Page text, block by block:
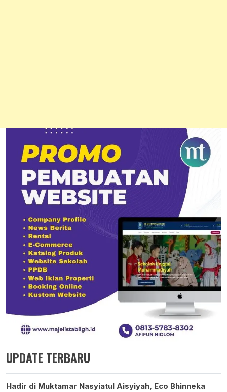
UPDATE TERBARU
Hadir di Muktamar Nasyiatul Aisyiyah, Eco Bhinneka